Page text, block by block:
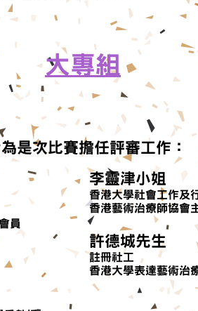
大專組
是次比賽擔任評審工作：
員
李靈津小姐
香港大學社會工作及
香港藝術治療師協會
許德城先生
註冊社工
香港大學表達藝術治